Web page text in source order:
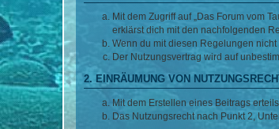
Mit dem Zugriff auf „Das Forum vom
erklärst dich mit den nachfolgenden
Wenn du mit diesen Regelungen
Der Nutzungsvertrag wird auf
2. EINRÄUMUNG VON
Mit dem Erstellen eines Beitrags
Das Nutzungsrecht nach Punkt 2,